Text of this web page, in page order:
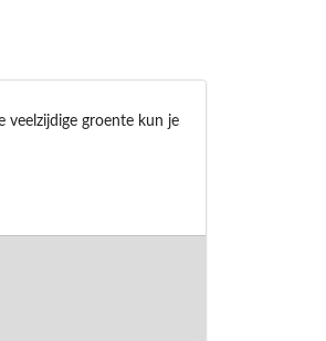
veelzijdige groente kun je